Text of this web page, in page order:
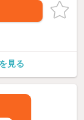
見る